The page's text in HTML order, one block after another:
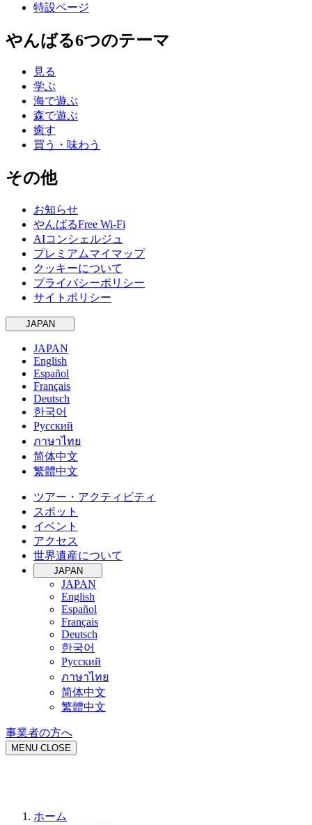
特設ページ
やんばる6つのテーマ
見る
学ぶ
海で遊ぶ
森で遊ぶ
癒す
買う・味わう
その他
お知らせ
やんばるFree Wi-Fi
AIコンシェルジュ
プレミアムマイマップ
クッキーについて
プライバシーポリシー
サイトポリシー
JAPAN
JAPAN
English
Español
Français
Deutsch
한국어
Русский
ภาษาไทย
简体中文
繁體中文
ツアー・アクティビティ
スポット
イベント
アクセス
世界遺産について
JAPAN
JAPAN
English
Español
Français
Deutsch
한국어
Русский
ภาษาไทย
简体中文
繁體中文
事業者の方へ
MENU CLOSE
ホーム